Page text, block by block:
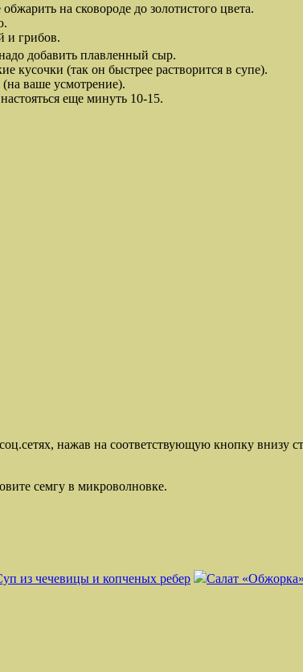
на сковороде до золотистого цвета.
и грибов.
добавить плавленный сыр.
кусочки (так он быстрее растворится в супе).
ваше усмотрение).
еще минуть 10-15.
нажав на соответствующую кнопку внизу
семгу в микроволновке.
из чечевицы и копченых ребер
Салат «Обжорка»